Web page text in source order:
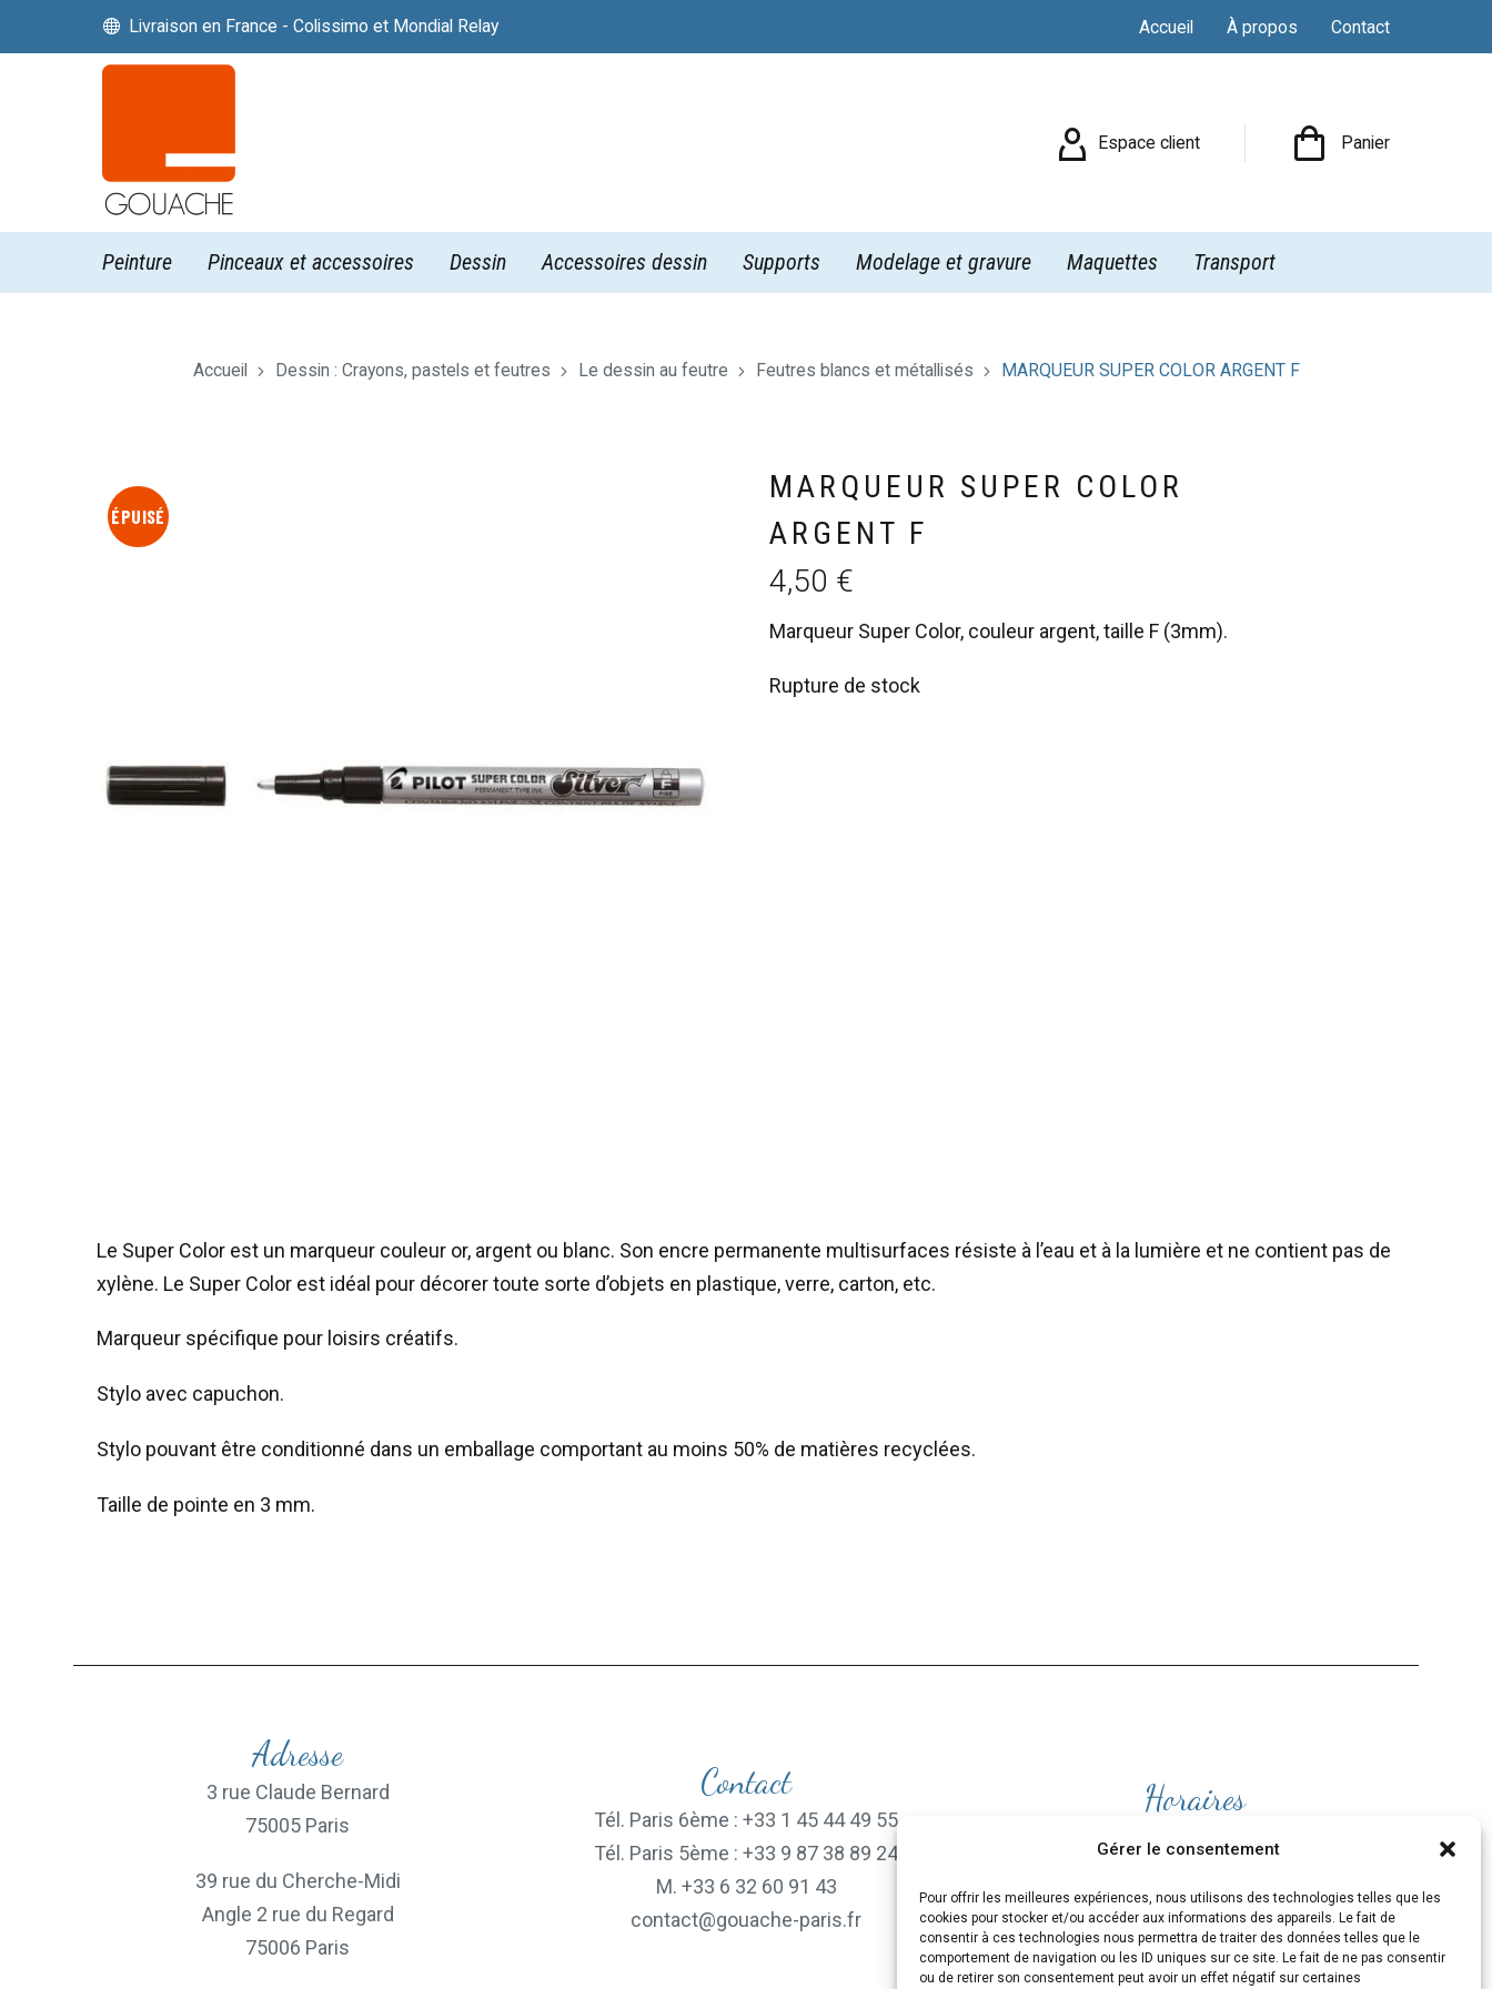
Gérer le consentement
Pour offrir les meilleures expériences, nous utilisons des technologies telles que les
cookies pour stocker et/ou accéder aux informations des appareils. Le fait de
consentir à ces technologies nous permettra de traiter des données telles que le
comportement de navigation ou les ID uniques sur ce site. Le fait de ne pas consentir
ou de retirer son consentement peut avoir un effet négatif sur certaines

 Livraison en France - Colissimo et Mondial Relay Accueil À propos Contact
 Espace client Panier
Peinture Pinceaux et accessoires Dessin Accessoires dessin Supports Modelage et gravure Maquettes Transport
Accueil Dessin : Crayons, pastels et feutres Le dessin au feutre Feutres blancs et métallisés MARQUEUR SUPER COLOR ARGENT F
ÉPUISÉ
MARQUEUR SUPER COLOR
ARGENT F
4,50 €
Marqueur Super Color, couleur argent, taille F (3mm).
Rupture de stock
Le Super Color est un marqueur couleur or, argent ou blanc. Son encre permanente multisurfaces résiste à l’eau et à la lumière et ne contient pas de
xylène. Le Super Color est idéal pour décorer toute sorte d’objets en plastique, verre, carton, etc.
Marqueur spécifique pour loisirs créatifs.
Stylo avec capuchon.
Stylo pouvant être conditionné dans un emballage comportant au moins 50% de matières recyclées.
Taille de pointe en 3 mm.
Adresse
3 rue Claude Bernard
75005 Paris
39 rue du Cherche-Midi
Angle 2 rue du Regard
75006 Paris
Contact
Tél. Paris 6ème : +33 1 45 44 49 55
Tél. Paris 5ème : +33 9 87 38 89 24
M. +33 6 32 60 91 43
contact@gouache-paris.fr
Horaires
et le Samedi de 10H à 19H